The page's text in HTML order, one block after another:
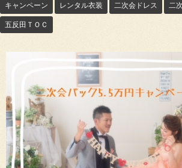
キャンペーン レンタル衣装 二次会ドレス 二
五反田ＴＯＣ